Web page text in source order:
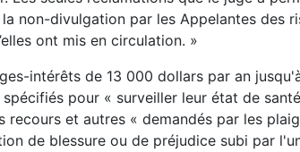
non-divulgation par les Appelantes des
ont mis en circulation. »
intérêts de 13 000 dollars par an
pour « surveiller leur état de
et autres « demandés par les
de blessure ou de préjudice subi par